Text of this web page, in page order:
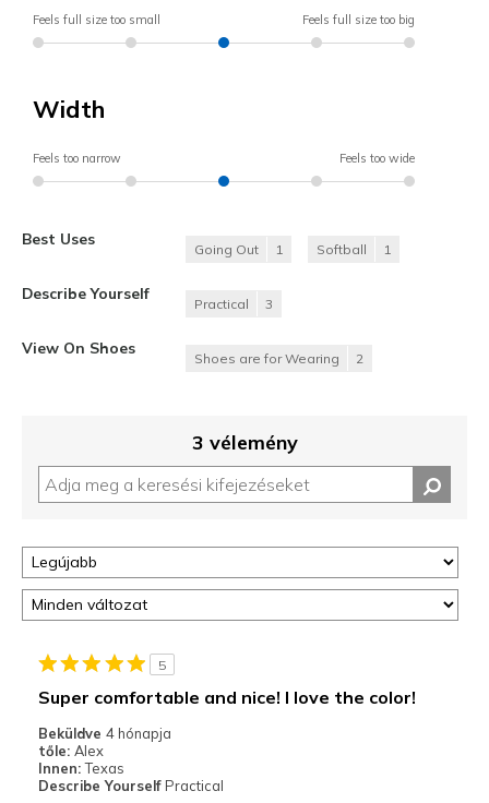
Feels full size too small Feels full size too big
Width
Feels too narrow Feels too wide
Best Uses
Going Out 1 Softball 1
Describe Yourself
Practical 3
View On Shoes
Shoes are for Wearing 2
3 vélemény
5
Super comfortable and nice! I love the color!
Beküldve 4 hónapja
tőle: Alex
Innen: Texas
Describe Yourself Practical